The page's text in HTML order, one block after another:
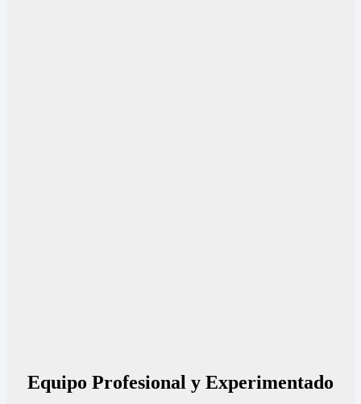
Equipo Profesional y Experimentado